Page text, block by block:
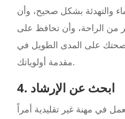
والتهدئة بشكل صحيح، وأن
الراحة، وأن تحافظ على
على المدى الطويل في
مقدمة أولوياتك.
4. ابحث عن الإرشاد
في مهنة غير تقليدية أمراً